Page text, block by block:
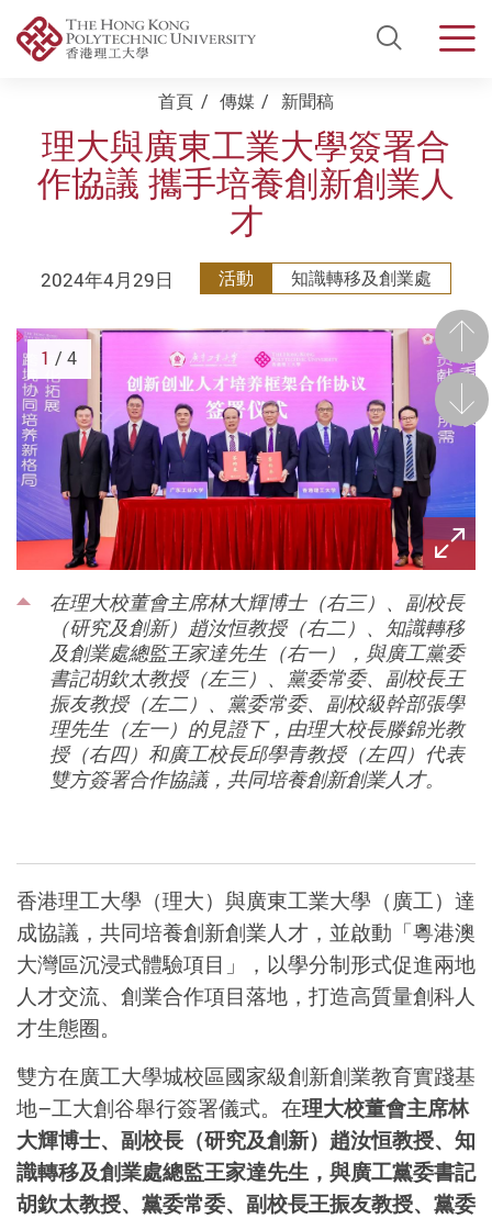
Open
Start main content首頁 傳媒 新聞稿
理大與廣東工業大學簽署合
作協議 攜手培養創新創業人
才
2024年4月29日 活動 知識轉移及創業處
前
在理大校董會主席林大輝博士（右三）、副校長
（研究及創新）趙汝恒教授（右二）、知識轉移
及創業處總監王家達先生（右一），與廣工黨委
書記胡欽太教授（左三）、黨委常委、副校長王
振友教授（左二）、黨委常委、副校級幹部張學
理先生（左一）的見證下，由理大校長滕錦光教
授（右四）和廣工校長邱學青教授（左四）代表
雙方簽署合作協議，共同培養創新創業人才。
後一
1 / 4
香港理工大學（理大）與廣東工業大學（廣工）達
成協議，共同培養創新創業人才，並啟動「粵港澳
大灣區沉浸式體驗項目」，以學分制形式促進兩地
人才交流、創業合作項目落地，打造高質量創科人
才生態圈。
雙方在廣工大學城校區國家級創新創業教育實踐基
地–工大創谷舉行簽署儀式。在理大校董會主席林
大輝博士、副校長（研究及創新）趙汝恒教授、知
識轉移及創業處總監王家達先生，與廣工黨委書記
胡欽太教授、黨委常委、副校長王振友教授、黨委